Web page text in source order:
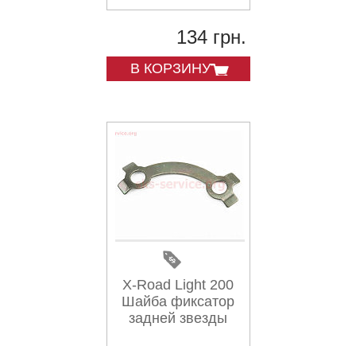
134 грн.
В КОРЗИНУ
X-Road Light 200
Шайба фиксатор
задней звезды